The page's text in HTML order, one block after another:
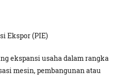
Ekspor (PIE)
ekspansi usaha dalam rangka
mesin, pembangunan atau